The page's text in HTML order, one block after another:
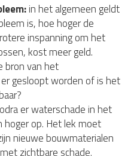
in het algemeen geldt
is, hoe hoger de
inspanning om het
kost meer geld.
bron van het
gesloopt worden of is het
er waterschade in het
hoger op. Het lek moet
nieuwe bouwmaterialen
zichtbare schade.